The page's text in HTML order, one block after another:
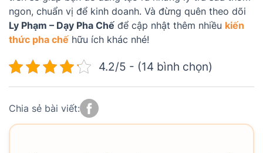
ngon, chuẩn vị để kinh doanh. Và đừng quên theo dõi
Ly Phạm – Dạy Pha Chế để cập nhật thêm nhiều kiến
thức pha chế hữu ích khác nhé!
4.2/5 - (14 bình chọn)
Chia sẻ bài viết: